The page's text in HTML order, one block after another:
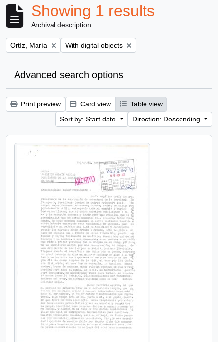
Showing 1 results
Archival description
Remove filter:
Ortíz, María Remove filter:
With digital objects
Advanced search options
Print preview Card view
Table view
Sort by: Start date
Direction: Descending